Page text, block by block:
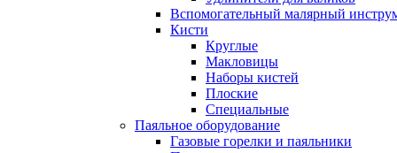
Вспомогательный малярный
Кисти
Круглые
Макловицы
Наборы кистей
Плоские
Специальные
Паяльное оборудование
Газовые горелки и паяльники